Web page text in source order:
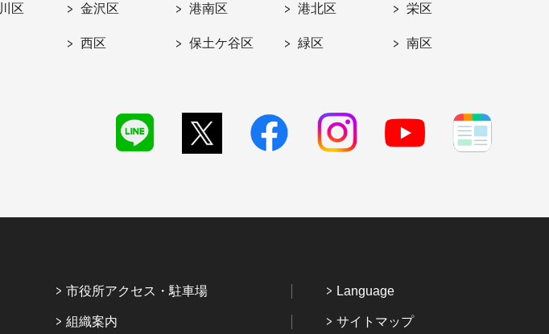
区 金沢区 港南区 港北区 栄区
西区 保土ケ谷区 緑区 南区
市役所アクセス・駐車場
組織案内
Language
サイトマップ